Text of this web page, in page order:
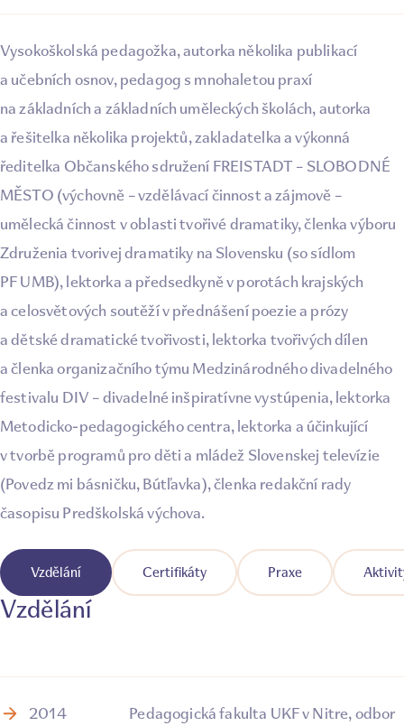
Vysokoškolská pedagožka, autorka několika publikací
a učebních osnov, pedagog s mnohaletou praxí
na základních a základních uměleckých školách, autorka
a řešitelka několika projektů, zakladatelka a výkonná
ředitelka Občanského sdružení FREISTADT – SLOBODNÉ
MĚSTO (výchovně – vzdělávací činnost a zájmově –
umělecká činnost v oblasti tvořivé dramatiky, členka výboru
Združenia tvorivej dramatiky na Slovensku (so sídlom
PF UMB), lektorka a předsedkyně v porotách krajských
a celosvětových soutěží v přednášení poezie a prózy
a dětské dramatické tvořivosti, lektorka tvořivých dílen
a členka organizačního týmu Medzinárodného divadelného
festivalu DIV – divadelné inšpiratívne vystúpenia, lektorka
Metodicko-pedagogického centra, lektorka a účinkující
v tvorbě programů pro děti a mládež Slovenskej televízie
(Povedz mi básničku, Bútľavka), členka redakční rady
časopisu Predškolská výchova.
Vzdělání Certifikáty Praxe
Vzdělání
2014 Pedagogická fakulta UKF v Nitre, odbor